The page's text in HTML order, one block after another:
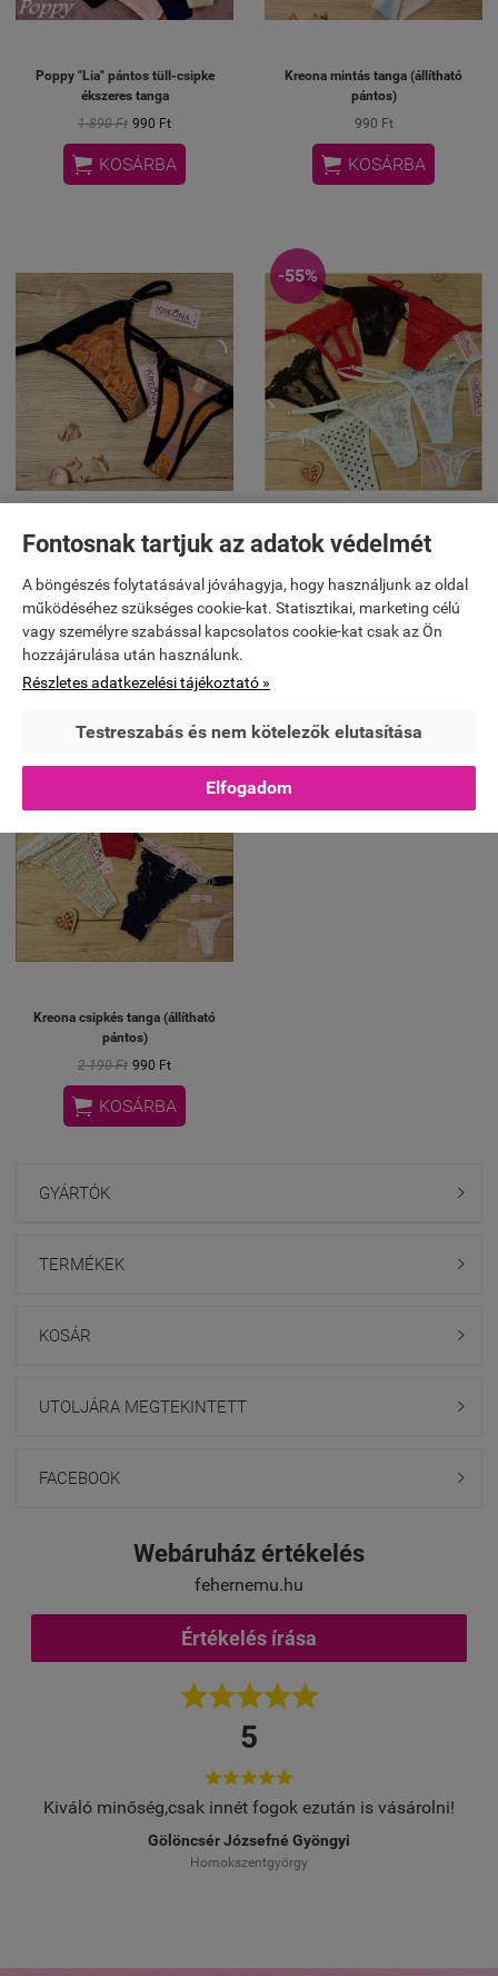
Fontosnak tartjuk az adatok védelmét
A böngészés folytatásával jóváhagyja, hogy használjunk az oldal
működéséhez szükséges cookie-kat. Statisztikai, marketing célú
vagy személyre szabással kapcsolatos cookie-kat csak az Ön
hozzájárulása után használunk.
Részletes adatkezelési tájékoztató »
Testreszabás és nem kötelezők elutasítása
Elfogadom
Poppy "Lia" pántos tüll-csipke
ékszeres tanga
1 890 Ft 990 Ft
 KOSÁRBA
Kreona mintás tanga (állítható
pántos)
990 Ft
 KOSÁRBA
Kreona csipkés tanga (állítható
990 Ft
 KOSÁRBA
-55%
Kreona "Fanni" csipkés tanga
2 190 Ft 990 Ft
 KOSÁRBA
Kreona csipkés tanga (állítható
pántos)
2 190 Ft 990 Ft
 KOSÁRBA
GYÁRTÓK 
TERMÉKEK 
KOSÁR 
UTOLJÁRA MEGTEKINTETT 
FACEBOOK 
Webáruház értékelés
fehernemu.hu
Értékelés írása

5

Kiváló minőség,csak innét fogok ezután is vásárolni!
Gölöncsér Józsefné Gyöngyi
Homokszentgyörgy